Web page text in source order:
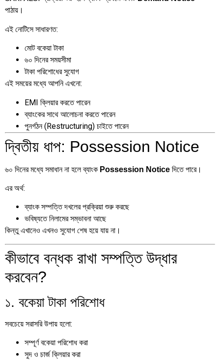
পাঠায়।
এই নোটিসে সাধারণত:
মোট বকেয়া টাকা
৬০ দিনের সময়সীমা
টাকা পরিশোধের সুযোগ
এই সময়ের মধ্যে আপনি এখনো:
EMI ক্লিয়ার করতে পারেন
ব্যাংকের সাথে আলোচনা করতে পারেন
পুনর্গঠন (Restructuring) চাইতে পারেন
দ্বিতীয় ধাপ: Possession Notice
৬০ দিনের মধ্যে সমাধান না হলে ব্যাংক Possession Notice দিতে পারে।
এর অর্থ:
ব্যাংক সম্পত্তি দখলের প্রক্রিয়া শুরু করছে
ভবিষ্যতে নিলামের সম্ভাবনা আছে
কিন্তু এখানেও এখনও সুযোগ শেষ হয়ে যায় না।
কীভাবে বন্ধক রাখা সম্পত্তি উদ্ধার
করবেন?
১. বকেয়া টাকা পরিশোধ
সবচেয়ে সরাসরি উপায় হলো:
সম্পূর্ণ বকেয়া পরিশোধ করা
সুদ ও চার্জ ক্লিয়ার করা